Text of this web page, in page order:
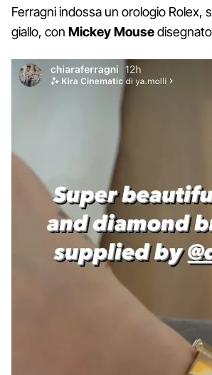
Ferragni indossa un orologio Rolex,
giallo, con Mickey Mouse